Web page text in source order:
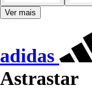
Ver mais
adidas
Astrastar